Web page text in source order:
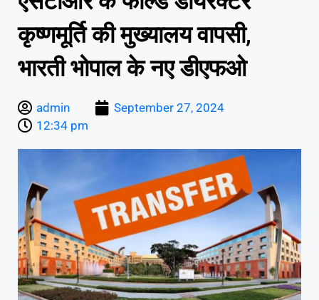
कृष्णमूर्ति की मुख्यालय वापसी,
भारती भोपाल के नए डीएफओ
admin
September 27, 2024
12:34 pm